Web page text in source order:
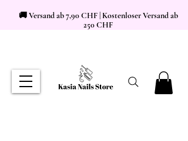
🚚 Versand ab 7,90 CHF | Kostenloser Versand ab
250 CHF